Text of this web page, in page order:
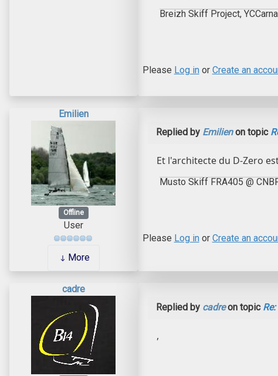
Breizh Skiff Project,
Please Log inor Create an
Emilien
Offline
User
More
Replied by Emilienon topic
Et l'architecte du D-Zero
Musto Skiff FRA405 @
Please Log inor Create an
cadre
Replied by cadreon topic
,